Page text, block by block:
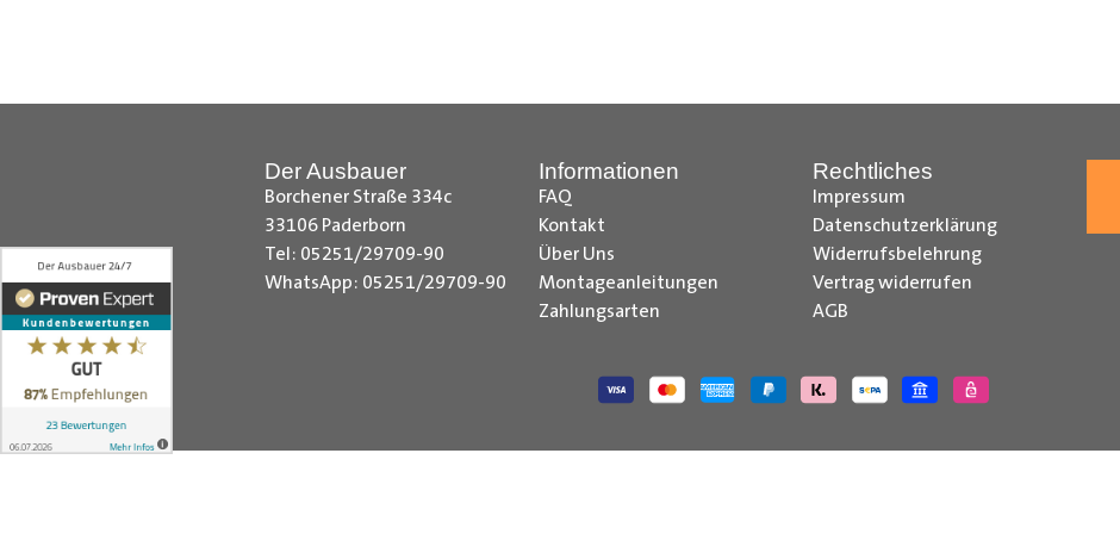
Der Ausbauer
Borchener Straße 334c
33106 Paderborn
Tel: 05251/29709-90
WhatsApp: 05251/29709-90
Informationen
FAQ
Kontakt
Über Uns
Montageanleitungen
Zahlungsarten
Rechtliches
Impressum
Datenschutzerklärung
Widerrufsbelehrung
Vertrag widerrufen
AGB